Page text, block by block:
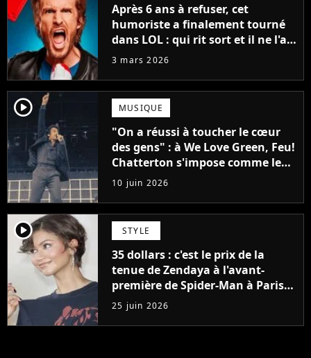
Après 6 ans à refuser, cet
humoriste a finalement tourné
dans LOL : qui rit sort et il ne l'a
pas fait pour l'argent, "J'ai
3 mars 2026
player2 MUSIQUE
"On a réussi à toucher le cœur
des gens" : à We Love Green, Feu!
Chatterton s'impose comme le
groupe rock français de sa
génération
10 juin 2026
player2 STYLE
35 dollars : c'est le prix de la
tenue de Zendaya à l'avant-
première de Spider-Man à Paris,
"Le style n'a pas besoin de coûter
une fortune"
25 juin 2026